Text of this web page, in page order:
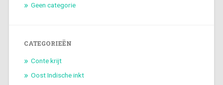
Geen categorie
CATEGORIEËN
Conte krijt
Oost Indische inkt